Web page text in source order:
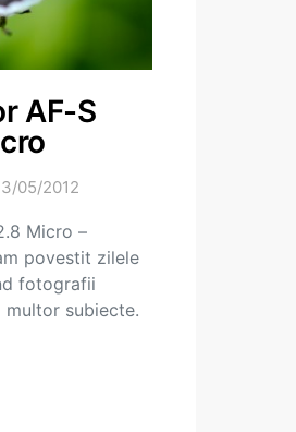
AF-S
05/2012
Micro –
povestit zilele
fotografii
multor subiecte.